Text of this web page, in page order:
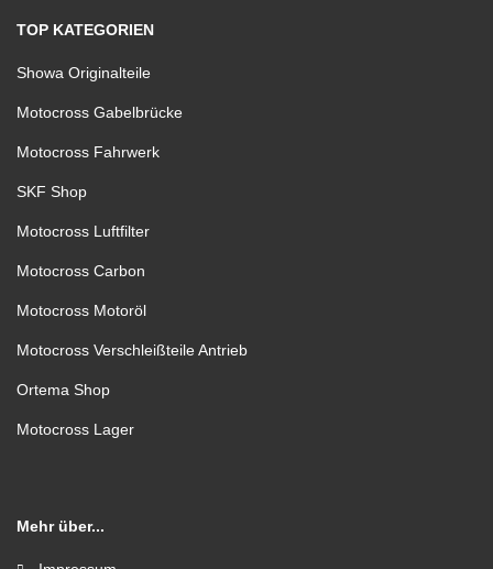
TOP KATEGORIEN
Showa Originalteile
Motocross Gabelbrücke
Motocross Fahrwerk
SKF Shop
Motocross Luftfilter
Motocross Carbon
Motocross Motoröl
Motocross Verschleißteile Antrieb
Ortema Shop
Motocross Lager
Mehr über...